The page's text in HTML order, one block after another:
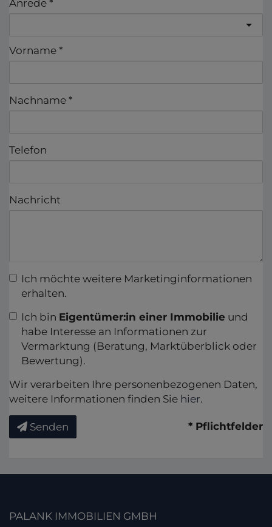
Anrede
Vorname
Nachname
Telefon
Nachricht
Ich möchte weitere Marketinginformationen
erhalten.
Ich bin Eigentümer:in einer Immobilie und
habe Interesse an Informationen zur
Vermarktung (Beratung, Marktüberblick oder
Bewertung).
Wir verarbeiten Ihre personenbezogenen Daten,
weitere Informationen finden Sie hier.
Senden * Pflichtfelder
PALANK IMMOBILIEN GMBH